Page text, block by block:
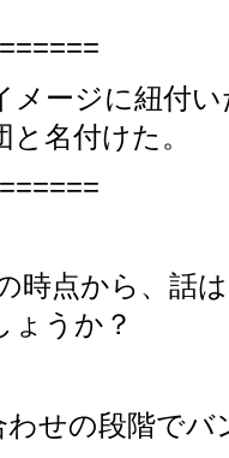
メージに紐付
名付けた。
時点から、話
ょうか？
わせの段階でバ